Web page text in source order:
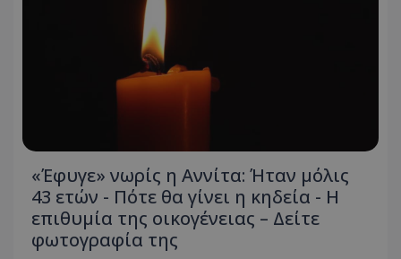
«Έφυγε» νωρίς η Αννίτα: Ήταν μόλις
43 ετών - Πότε θα γίνει η κηδεία - Η
επιθυμία της οικογένειας – Δείτε
φωτογραφία της